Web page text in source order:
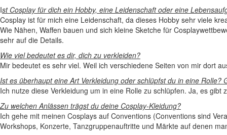
Ist Cosplay für dich ein Hobby, eine Leidenschaft oder eine
Cosplay ist für mich eine Leidenschaft, da dieses Hobby sehr viele
Wie Nähen, Waffen bauen und sich kleine Sketche für
sehr auf die Details.
Wie viel bedeutet es dir, dich zu verkleiden?
Mir bedeutet es sehr viel. Weil ich verschiedene Seiten von mir dort
Ist es überhaupt eine Art Verkleidung oder schlüpfst du in eine Rolle?
Ich nutze diese Verkleidung um in eine Rolle zu schlüpfen. Ja, es
Zu welchen Anlässen trägst du deine Cosplay-Kleidung?
Ich gehe mit meinen Cosplays auf Conventions (Conventions sind
Workshops, Konzerte, Tanzgruppenauftritte und Märkte auf denen